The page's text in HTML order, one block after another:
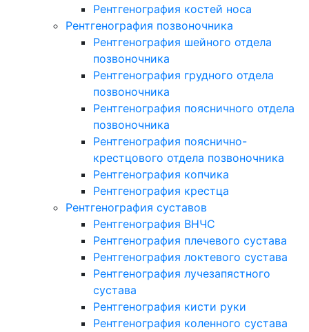
Рентгенография костей носа
Рентгенография позвоночника
Рентгенография шейного отдела
позвоночника
Рентгенография грудного отдела
позвоночника
Рентгенография поясничного отдела
позвоночника
Рентгенография пояснично-
крестцового отдела позвоночника
Рентгенография копчика
Рентгенография крестца
Рентгенография суставов
Рентгенография ВНЧС
Рентгенография плечевого сустава
Рентгенография локтевого сустава
Рентгенография лучезапястного
сустава
Рентгенография кисти руки
Рентгенография коленного сустава